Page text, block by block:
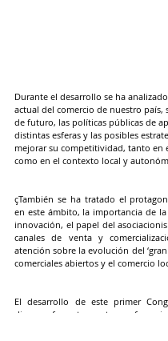
Durante el desarrollo se ha
actual del comercio de nuestro país,
de futuro, las políticas públicas de
distintas esferas y las posibles
mejorar su competitividad, tanto en
como en el contexto local y
çTambién se ha tratado el
en este ámbito, la importancia de
innovación, el papel del
canales de venta y
atención sobre la evolución del
comerciales abiertos y el comercio
El desarrollo de este primer
diversos formatos, entre